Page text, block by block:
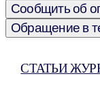
Сообщить об
Обращение в
СТАТЬИ